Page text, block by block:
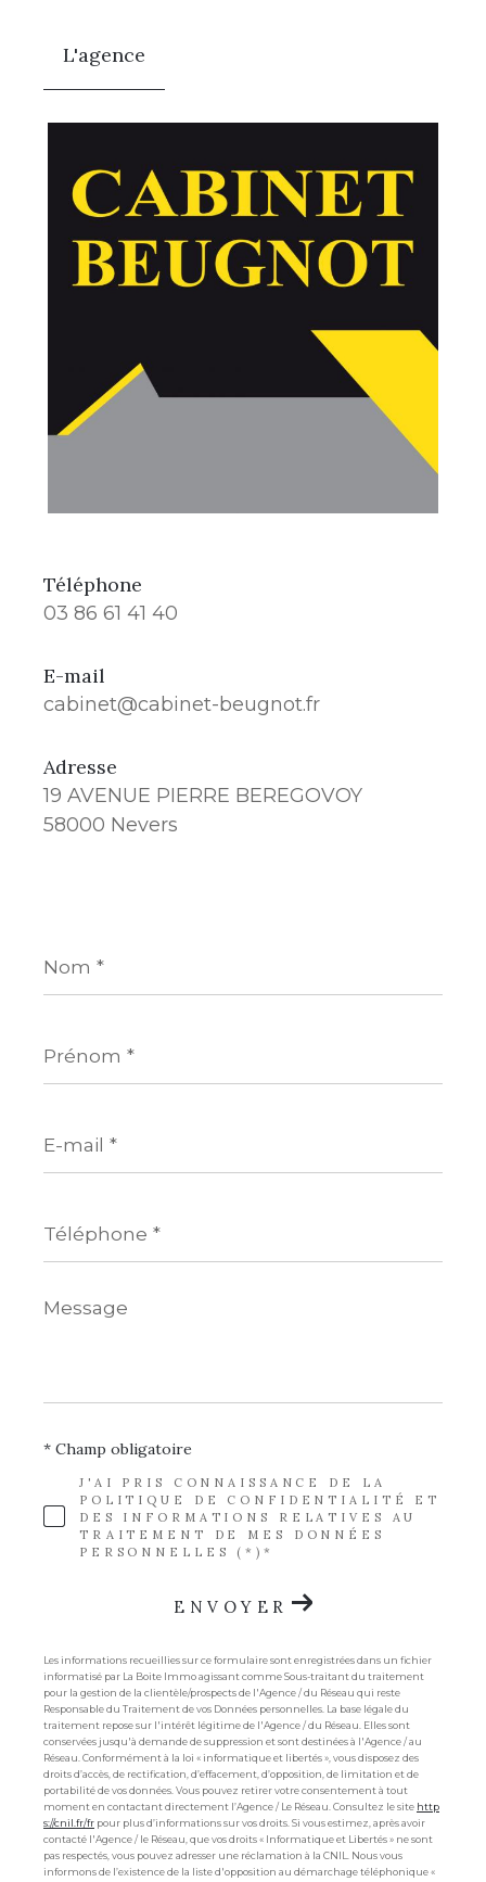
L'agence
Téléphone
03 86 61 41 40
E-mail
cabinet@cabinet-beugnot.fr
Adresse
19 AVENUE PIERRE BEREGOVOY
58000 Nevers
*
*
mail
*
*
Message
*
J'AI PRIS CONNAISSANCE DE LA
POLITIQUE DE CONFIDENTIALITÉ ET
DES INFORMATIONS RELATIVES AU
TRAITEMENT DE MES DONNÉES
PERSONNELLES (*)*
* Champ obligatoire
ENVOYER
Les informations recueillies sur ce formulaire sont enregistrées dans un fichier
informatisé par La Boite Immo agissant comme Sous-traitant du traitement
pour la gestion de la clientèle/prospects de l'Agence / du Réseau qui reste
Responsable du Traitement de vos Données personnelles. La base légale du
traitement repose sur l'intérêt légitime de l'Agence / du Réseau. Elles sont
conservées jusqu'à demande de suppression et sont destinées à l'Agence / au
Réseau. Conformément à la loi « informatique et libertés », vous disposez des
droits d’accès, de rectification, d’effacement, d’opposition, de limitation et de
portabilité de vos données. Vous pouvez retirer votre consentement à tout
moment en contactant directement l’Agence / Le Réseau. Consultez le site http
s://cnil.fr/fr pour plus d’informations sur vos droits. Si vous estimez, après avoir
contacté l'Agence / le Réseau, que vos droits « Informatique et Libertés » ne sont
pas respectés, vous pouvez adresser une réclamation à la CNIL. Nous vous
informons de l’existence de la liste d'opposition au démarchage téléphonique «